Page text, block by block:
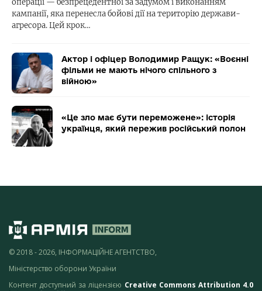
операції — безпрецедентної за задумом і виконанням
кампанії, яка перенесла бойові дії на територію держави-
агресора. Цей крок…
Актор і офіцер Володимир Ращук: «Воєнні
фільми не мають нічого спільного з
війною»
«Це зло має бути переможене»: історія
українця, який пережив російський полон
© 2018 - 2026, ІНФОРМАЦІЙНЕ АГЕНТСТВО,
Міністерство оборони України
Контент доступний за ліцензією Creative Commons Attribution 4.0